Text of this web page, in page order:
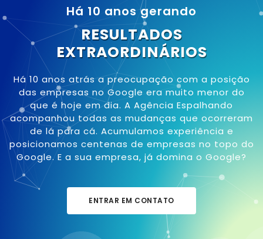
Há 10 anos gerando
RESULTADOS
EXTRAORDINÁRIOS
Há 10 anos atrás a preocupação com a posição
das empresas no Google era muito menor do
que é hoje em dia. A Agência Espalhando
acompanhou todas as mudanças que ocorreram
de lá para cá. Acumulamos experiência e
posicionamos centenas de empresas no topo do
Google. E a sua empresa, já domina o Google?
ENTRAR EM CONTATO